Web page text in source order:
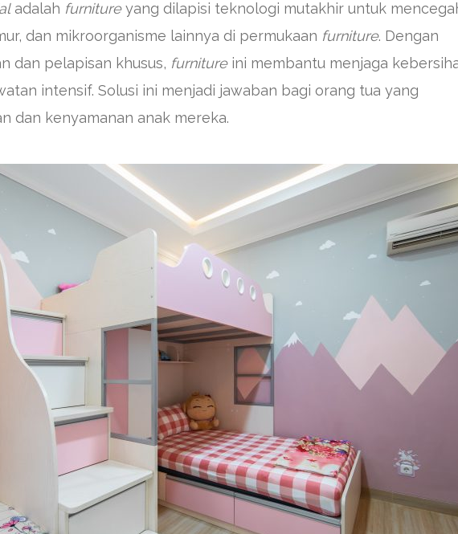
adalah furnitureyang dilapisi teknologi mutakhir untuk
dan mikroorganisme lainnya di permukaan furniture. Dengan
dan pelapisan khusus, furnitureini membantu menjaga
intensif. Solusi ini menjadi jawaban bagi orang tua yang
dan kenyamanan anak mereka.